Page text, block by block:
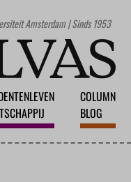
Amsterdam | Sinds 1953
COLUMN
BLOG